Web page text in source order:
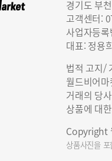
경기도 부
고객센터:
사업자등
대표: 정용
법적 고지/
월드비어
거래의 당
상품에 대
Copyright
상품사진을